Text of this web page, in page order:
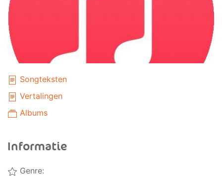
Songteksten
Vertalingen
Albums
Informatie
Genre: